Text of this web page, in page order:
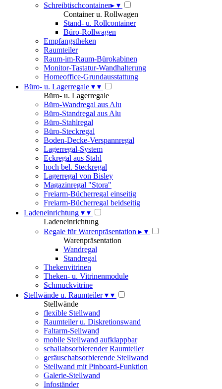
Schreibtischcontainer▸ ▾
Container u. Rollwagen
Stand- u. Rollcontainer
Büro-Rollwagen
Empfangstheken
Raumteiler
Raum-im-Raum-Bürokabinen
Monitor-Tastatur-Wandhalterung
Homeoffice-Grundausstattung
Büro- u. Lagerregale ▾ ▾
Büro- u. Lagerregale
Büro-Wandregal aus Alu
Büro-Standregal aus Alu
Büro-Stahlregal
Büro-Steckregal
Boden-Decke-Verspannregal
Lagerregal-System
Eckregal aus Stahl
hoch bel. Steckregal
Lagerregal von Bisley
Magazinregal "Stora"
Freiarm-Bücherregal einseitig
Freiarm-Bücherregal beidseitig
Ladeneinrichtung ▾ ▾
Ladeneinrichtung
Regale für Warenpräsentation ▸ ▾
Warenpräsentation
Wandregal
Standregal
Thekenvitrinen
Theken- u. Vitrinenmodule
Schmuckvitrine
Stellwände u. Raumteiler▾ ▾
Stellwände
flexible Stellwand
Raumteiler u. Diskretionswand
Faltarm-Sellwand
mobile Stellwand aufklappbar
schallabsorbierender Raumteiler
geräuschabsorbierende Stellwand
Stellwand mit Pinboard-Funktion
Galerie-Stellwand
Infoständer